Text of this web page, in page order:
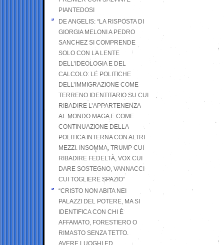
PIANTEDOSI
DE ANGELIS: “LA RISPOSTA DI
GIORGIA MELONI A PEDRO
SANCHEZ SI COMPRENDE
SOLO CON LA LENTE
DELL’IDEOLOGIA E DEL
CALCOLO: LE POLITICHE
DELL’IMMIGRAZIONE COME
TERRENO IDENTITARIO SU CUI
RIBADIRE L’APPARTENENZA
AL MONDO MAGA E COME
CONTINUAZIONE DELLA
POLITICA INTERNA CON ALTRI
MEZZI. INSOMMA, TRUMP CUI
RIBADIRE FEDELTÀ, VOX CUI
DARE SOSTEGNO, VANNACCI
CUI TOGLIERE SPAZIO”
“CRISTO NON ABITA NEI
PALAZZI DEL POTERE, MA SI
IDENTIFICA CON CHI È
AFFAMATO, FORESTIERO O
RIMASTO SENZA TETTO.
AVERE LUOGHI ED